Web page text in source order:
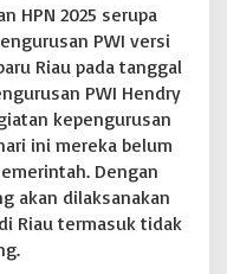
HPN 2025 serupa
PWI versi
Riau pada tanggal
PWI Hendry
kepengurusan
ini mereka belum
Dengan
akan dilaksanakan
Riau termasuk tidak